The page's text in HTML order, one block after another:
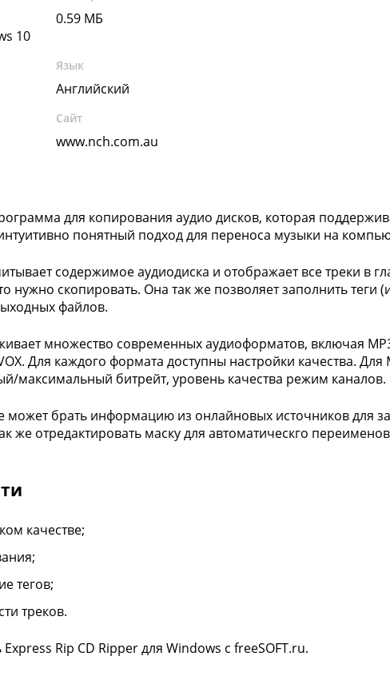
10
0.59 МБ
Язык
Английский
Сайт
www.nch.com.au
для копирования аудио дисков, которая
понятный подход для переноса музыки на
содержимое аудиодиска и отображает все треки в
нужно скопировать. Она так же позволяет заполнить теги
файлов.
множество современных аудиоформатов, включая
Для каждого формата доступны настройки качества.
максимальный битрейт, уровень качества режим каналов.
может брать информацию из онлайновых источников для
же отредактировать маску для автоматическго
качестве;
тегов;
треков.
Rip CD Ripper для Windows с freeSOFT.ru.